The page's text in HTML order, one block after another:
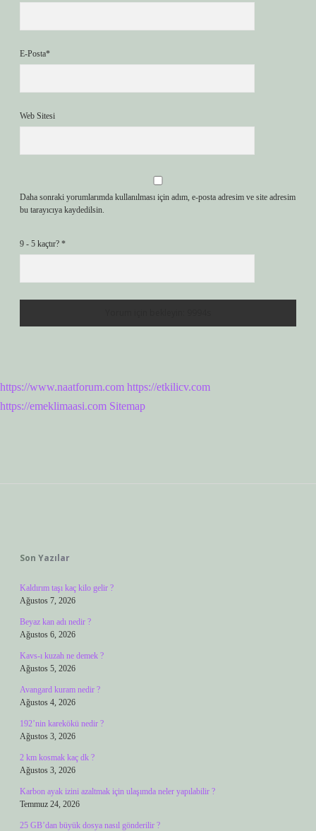
E-Posta*
Web Sitesi
Daha sonraki yorumlarımda kullanılması için adım, e-posta adresim ve site adresim
bu tarayıcıya kaydedilsin.
9 - 5 kaçtır? *
https://www.naatforum.com https://etkilicv.com
https://emeklimaasi.com Sitemap
Son Yazılar
Kaldırım taşı kaç kilo gelir ?
Ağustos 7, 2026
Beyaz kan adı nedir ?
Ağustos 6, 2026
Kavs-ı kuzah ne demek ?
Ağustos 5, 2026
Avangard kuram nedir ?
Ağustos 4, 2026
192’nin karekökü nedir ?
Ağustos 3, 2026
2 km kosmak kaç dk ?
Ağustos 3, 2026
Karbon ayak izini azaltmak için ulaşımda neler yapılabilir ?
Temmuz 24, 2026
25 GB’dan büyük dosya nasıl gönderilir ?